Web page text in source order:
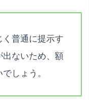
普通に提示す
出ないため、額
しょう。